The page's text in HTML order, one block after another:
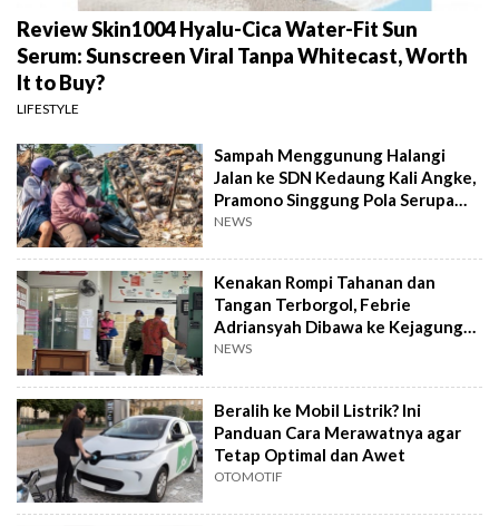
Review Skin1004 Hyalu-Cica Water-Fit Sun
Serum: Sunscreen Viral Tanpa Whitecast, Worth
It to Buy?
LIFESTYLE
Sampah Menggunung Halangi
Jalan ke SDN Kedaung Kali Angke,
Pramono Singgung Pola Serupa
Kramat Jati
NEWS
Kenakan Rompi Tahanan dan
Tangan Terborgol, Febrie
Adriansyah Dibawa ke Kejagung
untuk Diperiksa
NEWS
Beralih ke Mobil Listrik? Ini
Panduan Cara Merawatnya agar
Tetap Optimal dan Awet
OTOMOTIF